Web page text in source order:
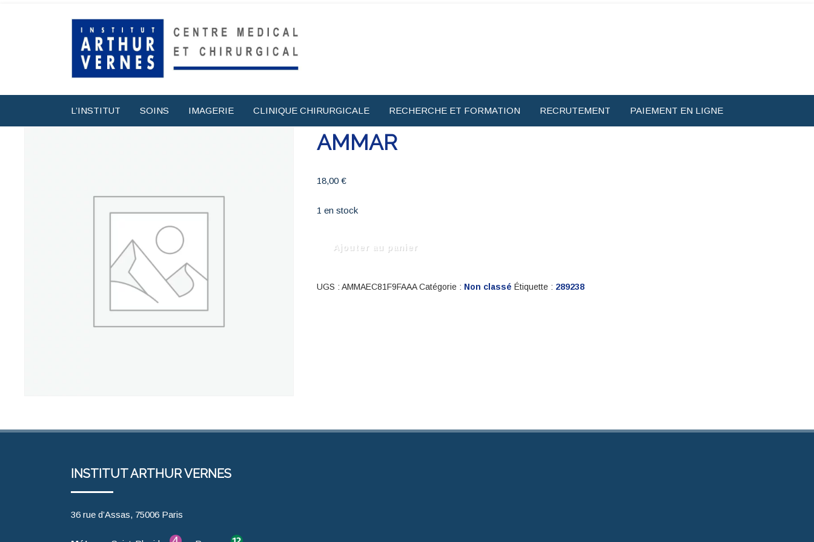
L’INSTITUT SOINS IMAGERIE CLINIQUE CHIRURGICALE RECHERCHE ET FORMATION RECRUTEMENT PAIEMENT EN LIGNE
AMMAR
18,00 €
1 en stock
Ajouter au panier
UGS : AMMAEC81F9FAAA Catégorie : Non classé Étiquette : 289238
INSTITUT ARTHUR VERNES
36 rue d’Assas, 75006 Paris